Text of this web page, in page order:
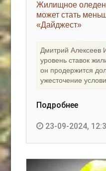
Жилищное
может стать
«Дайджест»
Дмитрий Алексеев
уровень ставок
он продержится
ужесточение
Подробнее
23-09-2024,